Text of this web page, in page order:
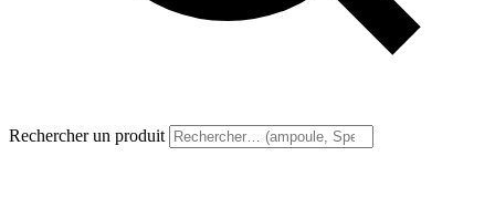
Rechercher un produit